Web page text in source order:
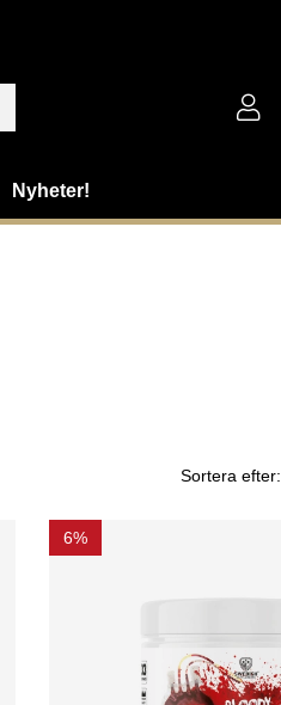
Nyheter!
Sortera efter:
6%